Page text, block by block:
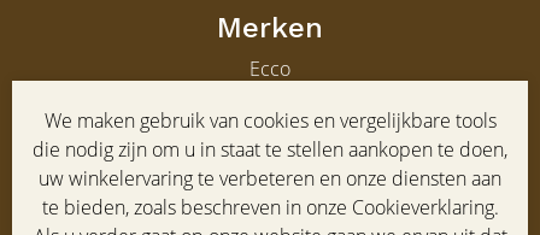
We maken gebruik van cookies en vergelijkbare tools
die nodig zijn om u in staat te stellen aankopen te doen,
uw winkelervaring te verbeteren en onze diensten aan
te bieden, zoals beschreven in onze Cookieverklaring.
Merken
Ecco
Clarks
Gabor heren
Service